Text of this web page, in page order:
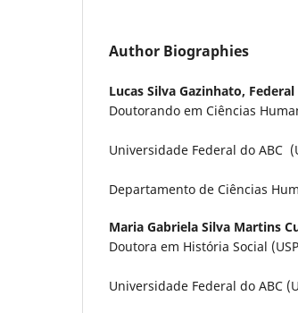
Author Biographies
Lucas Silva Gazinhato,
Doutorando em Ciências
Universidade Federal do ABC
Departamento de Ciências
Maria Gabriela Silva Martins
Doutora em História Social
Universidade Federal do ABC